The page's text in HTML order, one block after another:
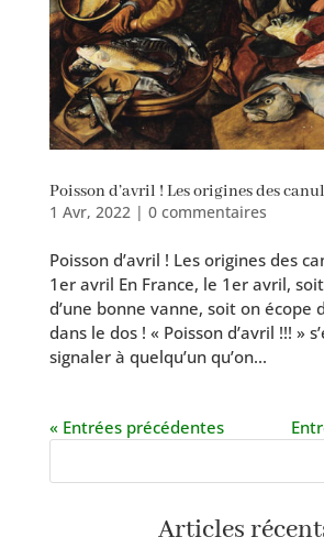
Poisson d’avril ! Les origines des
1 Avr, 2022| 0 commentaires
Poisson d’avril ! Les origines des
1er avril En France, le 1er avril,
d’une bonne vanne, soit on écope
dans le dos ! « Poisson d’a­vril !!! »
signa­ler à quel­qu’un qu’on...
« Entrées précédentes
Articles